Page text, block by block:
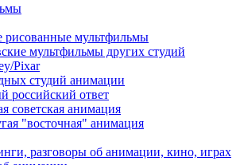
рисованные мультфильмы
мультфильмы других студий
Pixar
студий анимации
российский ответ
советская анимация
"восточная" анимация
разговоры об анимации, кино, играх